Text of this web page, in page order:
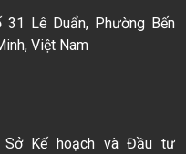
31 Lê Duẩn, Phường Bến
Việt Nam
Sở Kế hoạch và Đầu tư